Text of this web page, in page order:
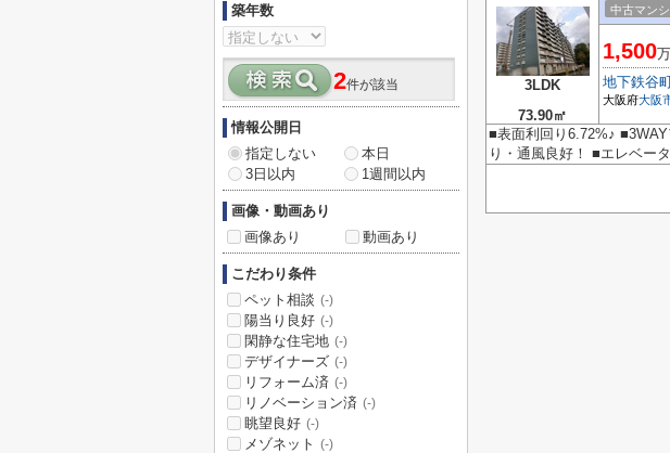
3LDK
73.90㎡
中古マン
1,500
地下鉄谷
大阪府大阪
■表面利回り6.72%♪
り・通風良好！ ■エレベー
築年数
2件が該当
情報公開日
指定しない
本日
3日以内
1週間以内
画像・動画あり
画像あり
動画あり
こだわり条件
ペット相談 (-)
陽当り良好 (-)
閑静な住宅地 (-)
デザイナーズ (-)
リフォーム済 (-)
リノベーション済 (-)
眺望良好 (-)
メゾネット (-)